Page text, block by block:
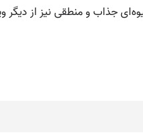
جذاب و منطقی نیز از